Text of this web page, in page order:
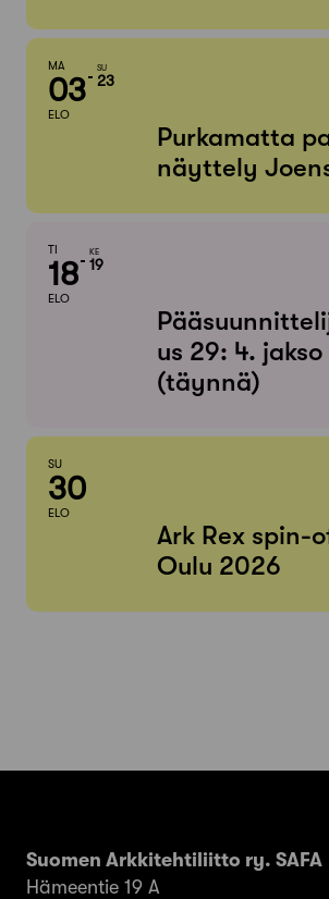
MA
03
ELO
SU
23
Purkamatta
näyttely
TI
18
ELO
KE
19
us 29: 4. jakso
(täynnä)
SU
30
ELO
Ark Rex spin-
Oulu 2026
Suomen Arkkitehtiliitto ry. SAFA
Hämeentie 19 A